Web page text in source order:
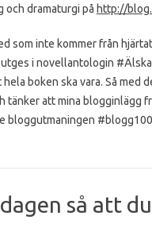
och dramaturgi på http://
som inte kommer från
i novellantologin
hela boken ska vara. Så
tänker att mina blogginlägg
bloggutmaningen
så att